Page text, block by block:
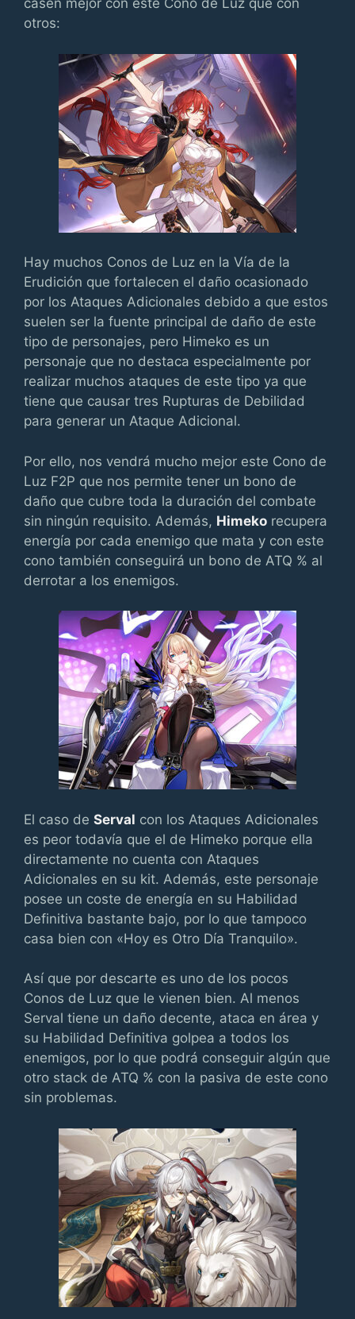
casen mejor con este Cono de Luz que con
otros:
Hay muchos Conos de Luz en la Vía de la
Erudición que fortalecen el daño ocasionado
por los Ataques Adicionales debido a que estos
suelen ser la fuente principal de daño de este
tipo de personajes, pero Himeko es un
personaje que no destaca especialmente por
realizar muchos ataques de este tipo ya que
tiene que causar tres Rupturas de Debilidad
para generar un Ataque Adicional.
Por ello, nos vendrá mucho mejor este Cono de
Luz F2P que nos permite tener un bono de
daño que cubre toda la duración del combate
sin ningún requisito. Además, Himeko recupera
energía por cada enemigo que mata y con este
cono también conseguirá un bono de ATQ % al
derrotar a los enemigos.
El caso de Serval con los Ataques Adicionales
es peor todavía que el de Himeko porque ella
directamente no cuenta con Ataques
Adicionales en su kit. Además, este personaje
posee un coste de energía en su Habilidad
Definitiva bastante bajo, por lo que tampoco
casa bien con «Hoy es Otro Día Tranquilo».
Así que por descarte es uno de los pocos
Conos de Luz que le vienen bien. Al menos
Serval tiene un daño decente, ataca en área y
su Habilidad Definitiva golpea a todos los
enemigos, por lo que podrá conseguir algún que
otro stack de ATQ % con la pasiva de este cono
sin problemas.